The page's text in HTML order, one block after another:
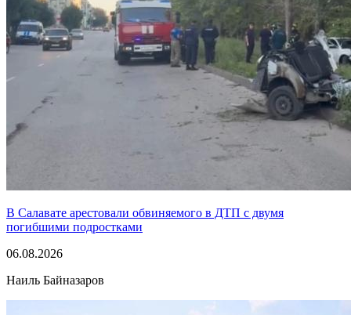
В Салавате арестовали обвиняемого в ДТП с двумя
погибшими подростками
06.08.2026
Наиль Байназаров